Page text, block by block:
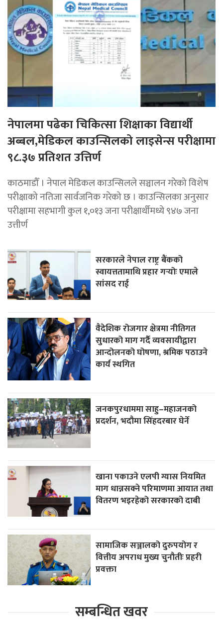
नेपालमा पढेका चिकित्सा शिक्षाका विद्यार्थी
अब्बल,मेडिकल काउन्सिलको लाइसेन्स परीक्षामा
९८.३७ प्रतिशत उत्तिर्ण
काठमाडौँ । नेपाल मेडिकल काउन्सिलले सञ्चालन गरेको विशेष
परीक्षाको नतिजा सार्वजनिक गरेको छ । काउन्सिलका अनुसार
परीक्षामा सहभागी कुल १,०१३ जना परीक्षार्थीमध्ये ९४७ जना
उत्तीर्ण
सरकारले नेपाल राष्ट्र बैंकको
स्वायत्ततामाथि प्रहार गर्‍योः एमाले
सांसद राई
वैदेशिक रोजगार क्षेत्रमा नीतिगत
सुधारको माग गर्दै व्यवसायीद्वारा
आन्दोलनको घोषणा, श्रमिक पठाउने
कार्य स्थगित
जनकपुरधाममा साहु–महाजनको
प्रदर्शन, भदौमा सिंहदरबार घेर्ने
खाना पकाउने एलपी ग्यास नियमित
माग धान्नसक्ने परिमाणमा आयात तथा
वितरण भइरहेको सरकारको दाबी
सामाजिक सञ्जालको दुरुपयोग र
वित्तीय अपराध मुख्य चुनौतीः प्रहरी
प्रवक्ता
सम्बन्धित खवर